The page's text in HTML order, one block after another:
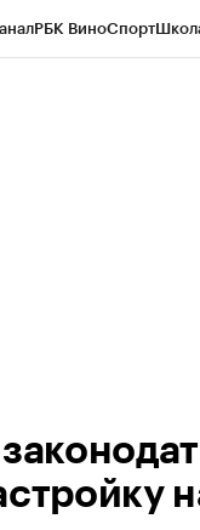
РБК ВиноСпорт